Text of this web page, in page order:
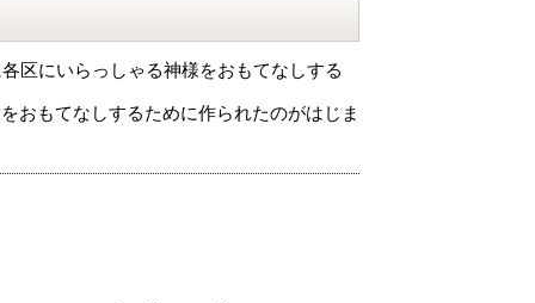
区にいらっしゃる神様をおもてなしする
おもてなしするために作られたのがはじま